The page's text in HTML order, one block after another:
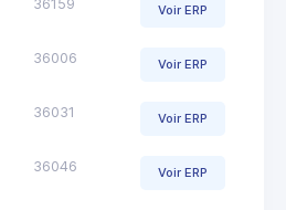
36159 Voir ERP
36006 Voir ERP
36031 Voir ERP
36046 Voir ERP